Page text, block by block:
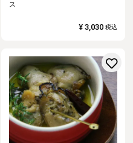
ス
¥ 3,030 税込
お気に入りに登録する